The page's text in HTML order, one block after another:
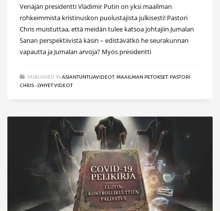
Venäjän presidentti Vladimir Putin on yksi maailman
rohkeimmista kristinuskon puolustajista julkisesti! Pastori
Chris muistuttaa, että meidän tulee katsoa johtajiin Jumalan
Sanan perspektiivistä käsin – edistävätkö he seurakunnan
vapautta ja Jumalan arvoja? Myös presidentti
PUBLISHED IN ASIANTUNTIJAVIDEOT, MAAILMAN PETOKSET, PASTORI
CHRIS - LYHYET VIDEOT